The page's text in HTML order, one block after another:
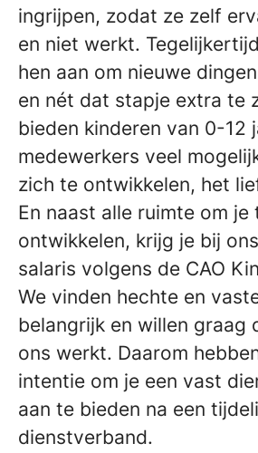
ingrijpen, zodat ze zelf
en niet werkt.
hen aan om nieuwe
en nét dat stapje extra te
bieden kinderen van 0-12
medewerkers veel
zich te ontwikkelen, het
En naast alle ruimte om je
ontwikkelen, krijg je bij
salaris volgens de CAO
We vinden hechte en
belangrijk en willen graag
ons werkt. Daarom
intentie om je een vast
aan te bieden na een
dienstverband.